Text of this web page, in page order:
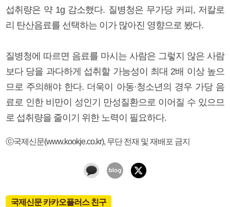
섭취량은 약 1g 감소했다. 질병청은 무가당 커피, 저칼로
리 탄산음료를 선택하는 이가 많아진 영향으로 봤다.
질병청에 따르면 음료를 마시는 사람은 그렇지 않은 사람
보다 당을 과다하게 섭취할 가능성이 최대 2배 이상 높으
므로 주의해야 한다. 더욱이 아동·청소년의 경우 가당 음
료로 인한 비만이 성인기 만성질환으로 이어질 수 있으므
로 섭취량을 줄이기 위한 노력이 필요하다.
ⓒ국제신문(www.kookje.co.kr), 무단 전재 및 재배포 금지
국제신문 카카오플러스 친구